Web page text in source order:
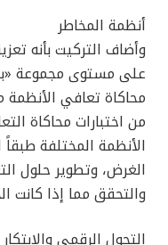
أنظمة المخاطر
وأضاف التركيت بأنه
على مستوى مجموعة
محاكاة تعافي الأنظمة
من اختبارات محاكاة
الأنظمة المختلفة
الغرض، وتطوير حلول
والتحقق مما إذا كانت